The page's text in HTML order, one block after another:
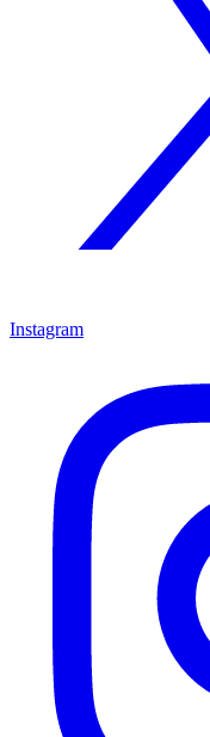
Instagram